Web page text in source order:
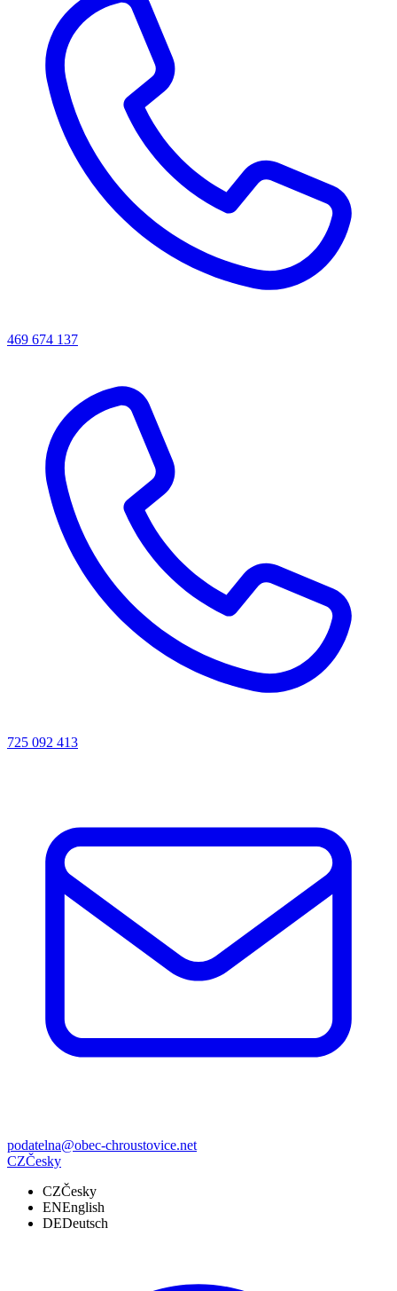
469 674 137
725 092 413
podatelna@obec-chroustovice.net
CZČesky
CZČesky
ENEnglish
DEDeutsch